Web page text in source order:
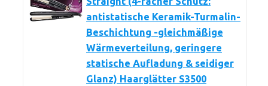
antistatische Keramik-Turmalin-
Beschichtung -gleichmäßige
Wärmeverteilung, geringere
statische Aufladung & seidiger
Glanz) Haarglätter S3500